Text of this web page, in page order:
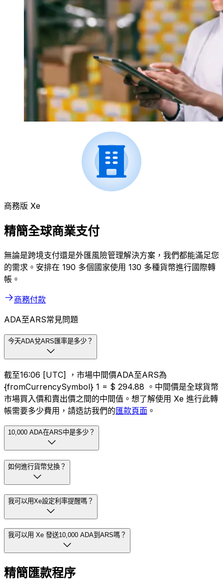
商務版 Xe
精簡全球商業支付
無論是跨境支付還是外匯風險管理解決方案，我們都能滿足您
的需求。安排在 190 多個國家使用 130 多種貨幣進行國際轉
帳。
商務付款
ADA至ARS常見問題
今天ADA兌ARS匯率是多少？
截至16:06 [UTC] ，市場中間價ADA至ARS為
{fromCurrencySymbol} 1 = $ 294.88 。中間價是全球貨幣
市場買入價和賣出價之間的中間值。想了解使用 Xe 進行此轉
帳需要多少費用，請造訪我們的匯款頁面 。
10,000 ADA在ARS中是多少？
如何進行貨幣兌換？
我可以用Xe設定利率提醒嗎？
我可以用 Xe 發送10,000 ADA到ARS嗎？
精簡匯款程序